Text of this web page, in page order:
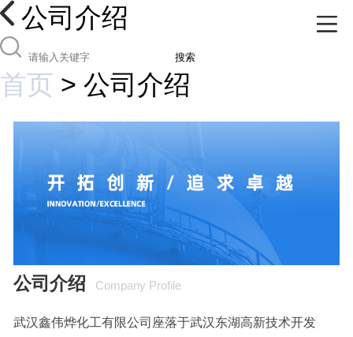
公司介绍
搜索
首页 > 公司介绍
公司介绍 Company Profile
武汉鑫伟烨化工有限公司座落于武汉东湖高新技术开发